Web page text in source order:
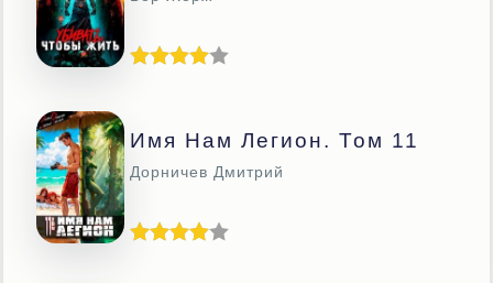
Имя Нам Легион. Том 11
Дорничев Дмитрий